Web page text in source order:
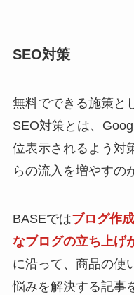
SEO対策
無料でできる施策と
SEO対策とは、
位表示されるよう対
らの流入を増やすの
BASEではブログ作
なブログの立ち上げ
に沿って、商品の使
悩みを解決する記事